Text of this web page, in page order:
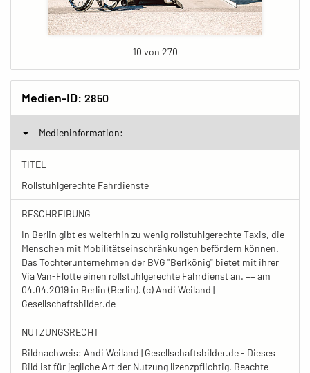
10 von 270
Medien-ID: 2850
Medieninformation:
TITEL
Rollstuhlgerechte Fahrdienste
BESCHREIBUNG
In Berlin gibt es weiterhin zu wenig rollstuhlgerechte Taxis, die
Menschen mit Mobilitätseinschränkungen befördern können.
Das Tochterunternehmen der BVG "Berlkönig" bietet mit ihrer
Via Van-Flotte einen rollstuhlgerechte Fahrdienst an. ++ am
04.04.2019 in Berlin (Berlin). (c) Andi Weiland |
Gesellschaftsbilder.de
NUTZUNGSRECHT
Bildnachweis: Andi Weiland | Gesellschaftsbilder.de - Dieses
Bild ist für jegliche Art der Nutzung lizenzpflichtig. Beachte